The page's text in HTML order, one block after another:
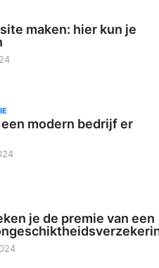
maken: hier kun je
modern bedrijf er
je de premie van een